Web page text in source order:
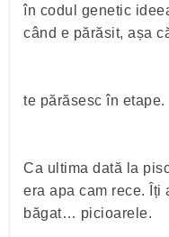
în codul genetic
când e părăsit, așa
te părăsesc în etape.
Ca ultima dată la
era apa cam rece. Îți
băgat… picioarele.